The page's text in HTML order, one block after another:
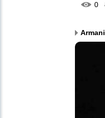
0
Armani